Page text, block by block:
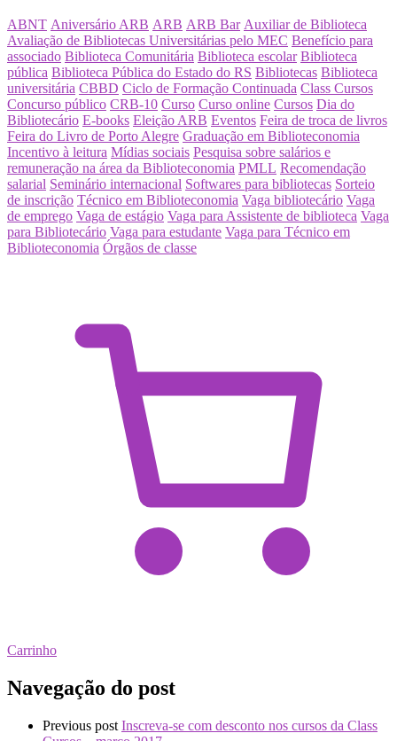
ABNT Aniversário ARB ARB ARB Bar Auxiliar de Biblioteca
Avaliação de Bibliotecas Universitárias pelo MEC Benefício para
associado Biblioteca Comunitária Biblioteca escolar Biblioteca
pública Biblioteca Pública do Estado do RS Bibliotecas Biblioteca
universitária CBBD Ciclo de Formação Continuada Class Cursos
Concurso público CRB-10 Curso Curso online Cursos Dia do
Bibliotecário E-books Eleição ARB Eventos Feira de troca de livros
Feira do Livro de Porto Alegre Graduação em Biblioteconomia
Incentivo à leitura Mídias sociais Pesquisa sobre salários e
remuneração na área da Biblioteconomia PMLL Recomendação
salarial Seminário internacional Softwares para bibliotecas Sorteio
de inscrição Técnico em Biblioteconomia Vaga bibliotecário Vaga
de emprego Vaga de estágio Vaga para Assistente de biblioteca Vaga
para Bibliotecário Vaga para estudante Vaga para Técnico em
Biblioteconomia Órgãos de classe
Carrinho
Navegação do post
Previous post Inscreva-se com desconto nos cursos da Class